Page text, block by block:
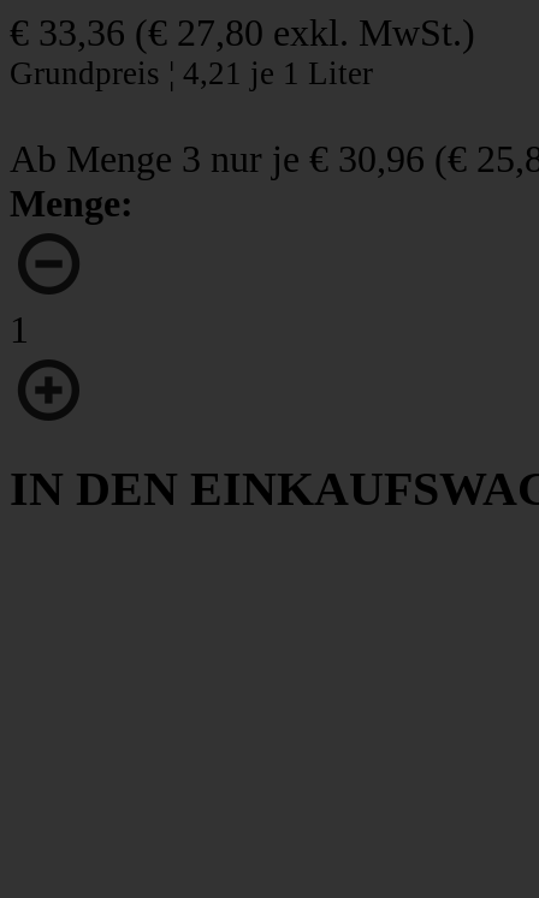
€ 33,36 (€ 27,80 exkl. MwSt.)
Grundpreis ¦ 4,21 je 1 Liter
Ab Menge 3 nur je € 30,96 (€
Menge:
1
IN DEN